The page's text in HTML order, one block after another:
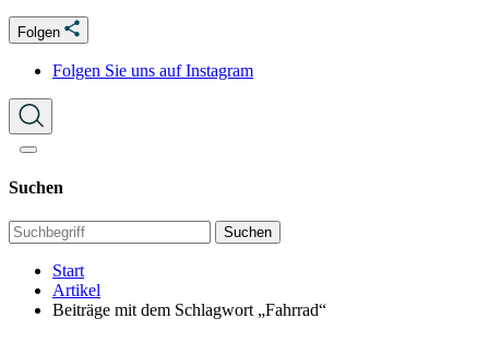
Folgen
Folgen Sie uns auf Instagram
Suchen
Suchen
Start
Artikel
Beiträge mit dem Schlagwort „Fahrrad“